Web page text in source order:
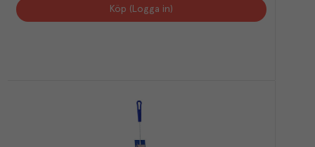
Köp (Logga in)